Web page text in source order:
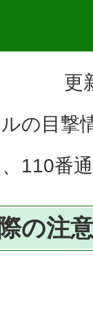
更
の目撃
110番
の注